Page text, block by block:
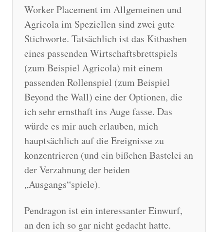
Worker Placement im Allgemeinen und
Agricola im Speziellen sind zwei gute
Stichworte. Tatsächlich ist das Kitbashen
eines passenden Wirtschaftsbrettspiels
(zum Beispiel Agricola) mit einem
passenden Rollenspiel (zum Beispiel
Beyond the Wall) eine der Optionen, die
ich sehr ernsthaft ins Auge fasse. Das
würde es mir auch erlauben, mich
hauptsächlich auf die Ereignisse zu
konzentrieren (und ein bißchen Bastelei an
der Verzahnung der beiden
„Ausgangs“spiele).
Pendragon ist ein interessanter Einwurf,
an den ich so gar nicht gedacht hatte.